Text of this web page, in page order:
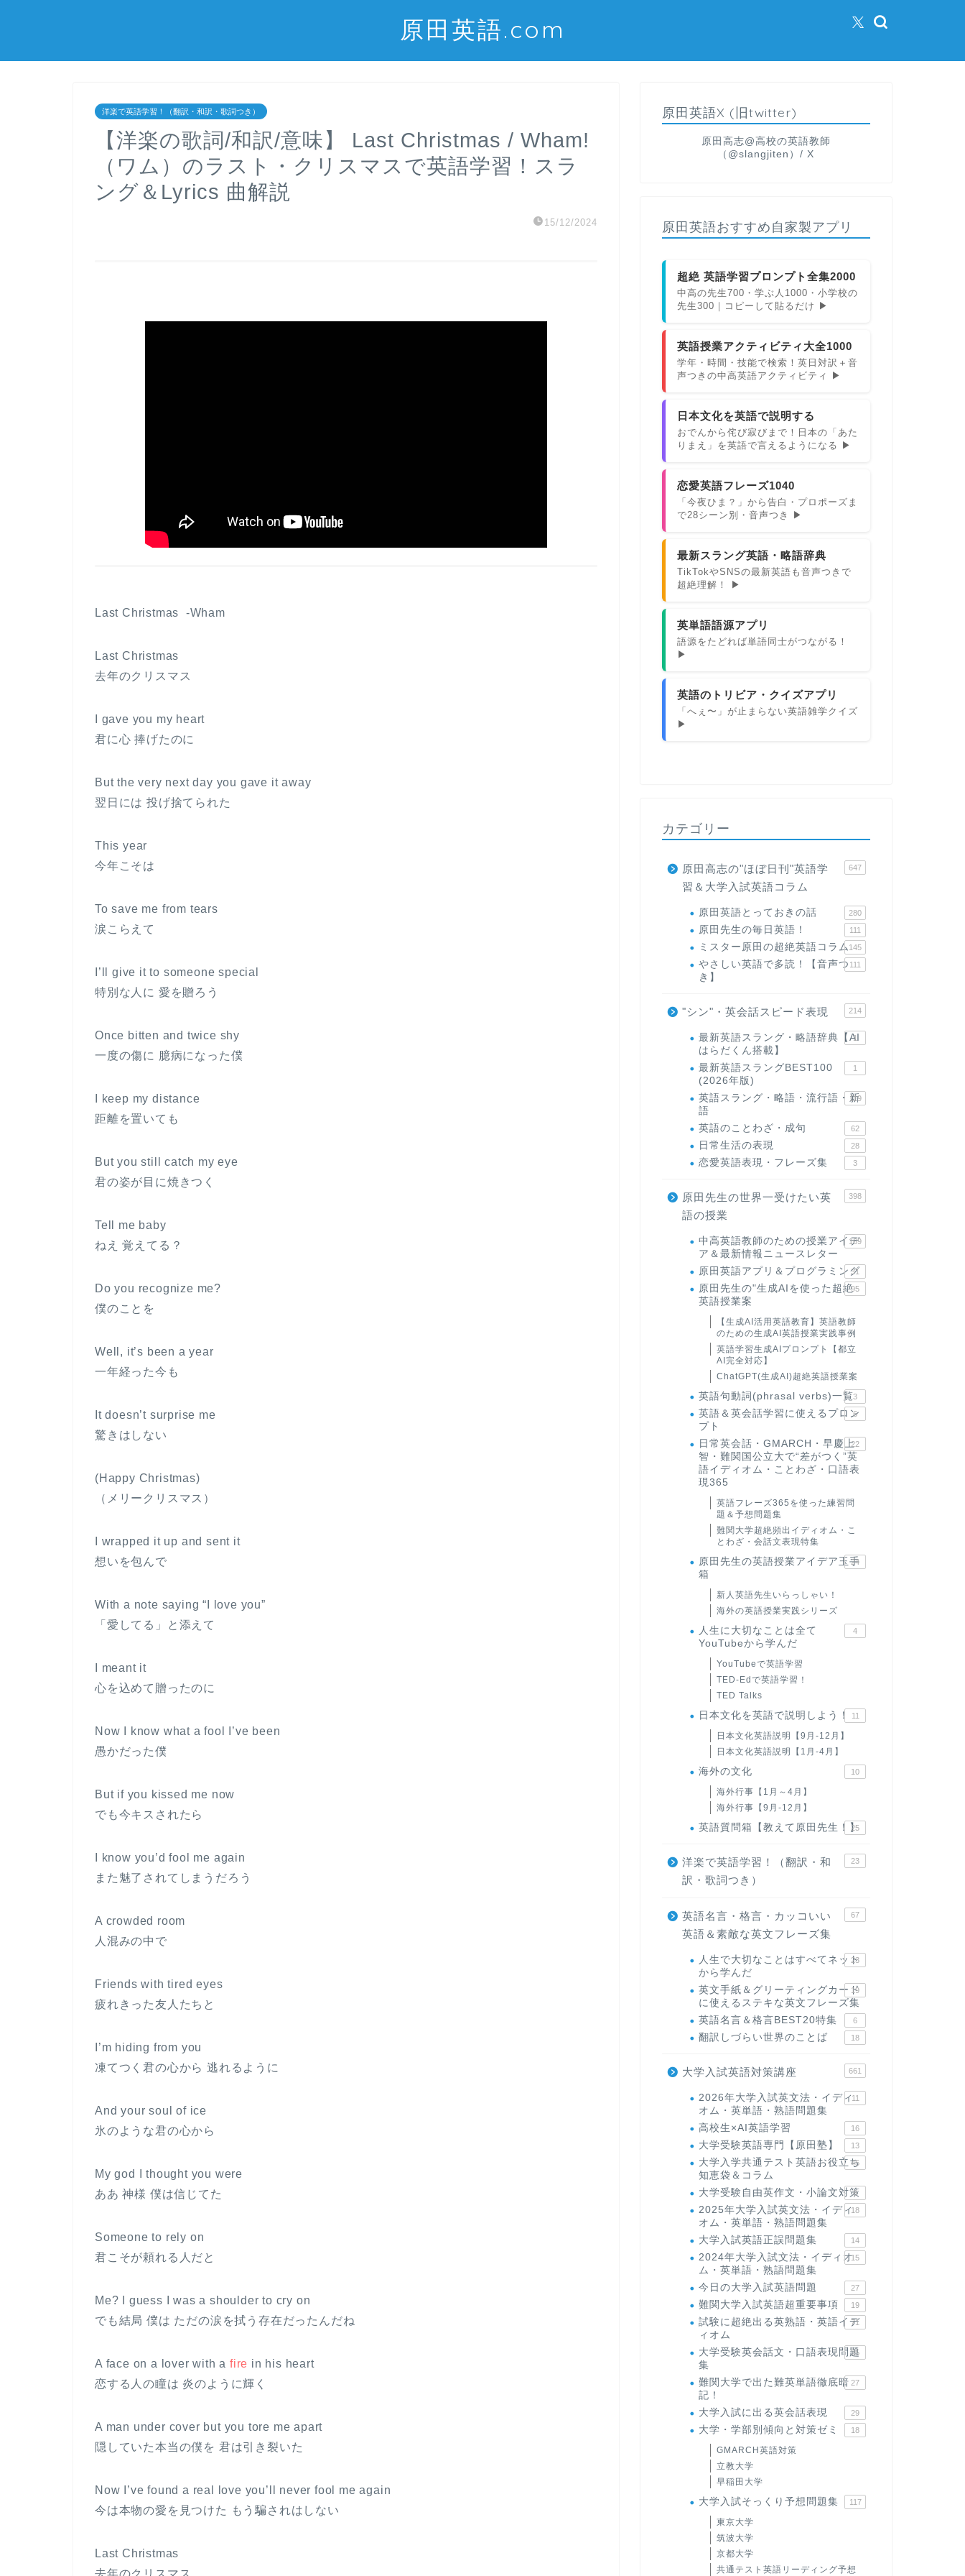
原田英語.com
洋楽で英語学習！（翻訳・和訳・歌詞つき）
【洋楽の歌詞/和訳/意味】 Last Christmas / Wham!
（ワム）のラスト・クリスマスで英語学習！スラ
ング＆Lyrics 曲解説
15/12/2024
Last Christmas -Wham
Last Christmas
去年のクリスマス
I gave you my heart
君に心 捧げたのに
But the very next day you gave it away
翌日には 投げ捨てられた
This year
今年こそは
To save me from tears
涙こらえて
I’ll give it to someone special
特別な人に 愛を贈ろう
Once bitten and twice shy
一度の傷に 臆病になった僕
I keep my distance
距離を置いても
But you still catch my eye
君の姿が目に焼きつく
Tell me baby
ねえ 覚えてる？
Do you recognize me?
僕のことを
Well, it’s been a year
一年経った今も
It doesn’t surprise me
驚きはしない
(Happy Christmas)
（メリークリスマス）
I wrapped it up and sent it
想いを包んで
With a note saying “I love you”
「愛してる」と添えて
I meant it
心を込めて贈ったのに
Now I know what a fool I’ve been
愚かだった僕
But if you kissed me now
でも今キスされたら
I know you’d fool me again
また魅了されてしまうだろう
A crowded room
人混みの中で
Friends with tired eyes
疲れきった友人たちと
I’m hiding from you
凍てつく君の心から 逃れるように
And your soul of ice
氷のような君の心から
My god I thought you were
ああ 神様 僕は信じてた
Someone to rely on
君こそが頼れる人だと
Me? I guess I was a shoulder to cry on
でも結局 僕は ただの涙を拭う存在だったんだね
A face on a lover with afire in his heart
恋する人の瞳は 炎のように輝く
A man under cover but you tore me apart
隠していた本当の僕を 君は引き裂いた
Now I’ve found a real love you’ll never fool me again
今は本物の愛を見つけた もう騙されはしない
Last Christmas
去年のクリスマス
原田英語X (旧twitter)
原田高志@高校の英語教師
（@slangjiten）/ X
原田英語おすすめ自家製アプリ
超絶 英語学習プロンプト全集2000
中高の先生700・学ぶ人1000・小学校の
先生300｜コピーして貼るだけ ▶
英語授業アクティビティ大全1000
学年・時間・技能で検索！英日対訳＋音
声つきの中高英語アクティビティ ▶
日本文化を英語で説明する
おでんから侘び寂びまで！日本の「あた
りまえ」を英語で言えるようになる ▶
恋愛英語フレーズ1040
「今夜ひま？」から告白・プロポーズま
で28シーン別・音声つき ▶
最新スラング英語・略語辞典
TikTokやSNSの最新英語も音声つきで
超絶理解！ ▶
英単語語源アプリ
語源をたどれば単語同士がつながる！
▶
英語のトリビア・クイズアプリ
「へぇ〜」が止まらない英語雑学クイズ
▶
カテゴリー
原田高志の"ほぼ日刊"英語学
習＆大学入試英語コラム
647
原田英語とっておきの話 280
原田先生の毎日英語！ 111
ミスター原田の超絶英語コラム145
やさしい英語で多読！【音声つ
き】
111
"シン"・英会話スピード表現 214
最新英語スラング・略語辞典【AI
はらだくん搭載】
1
最新英語スラングBEST100
(2026年版)
1
英語スラング・略語・流行語・新
語
119
英語のことわざ・成句 62
日常生活の表現 28
恋愛英語表現・フレーズ集 3
原田先生の世界一受けたい英
語の授業
398
中高英語教師のための授業アイデ
ア＆最新情報ニュースレター
169
原田英語アプリ＆プログラミング
31
原田先生の"生成AIを使った超絶
英語授業案
95
【生成AI活用英語教育】英語教師
のための生成AI英語授業実践事例
英語学習生成AIプロンプト【都立
AI完全対応】
ChatGPT(生成AI)超絶英語授業案
英語句動詞(phrasal verbs)一覧3
英語＆英会話学習に使えるプロン
プト
6
日常英会話・GMARCH・早慶上
智・難関国公立大で“差がつく”英
語イディオム・ことわざ・口語表
現365
22
英語フレーズ365を使った練習問
題＆予想問題集
難関大学超絶頻出イディオム・こ
とわざ・会話文表現特集
原田先生の英語授業アイデア玉手
箱
24
新人英語先生いらっしゃい！
海外の英語授業実践シリーズ
人生に大切なことは全て
YouTubeから学んだ
4
YouTubeで英語学習
TED-Edで英語学習！
TED Talks
日本文化を英語で説明しよう！ 11
日本文化英語説明【9月-12月】
日本文化英語説明【1月-4月】
海外の文化 10
海外行事【1月～4月】
海外行事【9月-12月】
英語質問箱【教えて原田先生！】
25
洋楽で英語学習！（翻訳・和
訳・歌詞つき）
23
英語名言・格言・カッコいい
英語＆素敵な英文フレーズ集
67
人生で大切なことはすべてネット
から学んだ
23
英文手紙＆グリーティングカード
に使えるステキな英文フレーズ集
19
英語名言＆格言BEST20特集 6
翻訳しづらい世界のことば 18
大学入試英語対策講座 661
2026年大学入試英文法・イディ
オム・英単語・熟語問題集
11
高校生×AI英語学習 16
大学受験英語専門【原田塾】 13
大学入学共通テスト英語お役立ち
知恵袋＆コラム
45
大学受験自由英作文・小論文対策
8
2025年大学入試英文法・イディ
オム・英単語・熟語問題集
18
大学入試英語正誤問題集 14
2024年大学入試文法・イディオ
ム・英単語・熟語問題集
15
今日の大学入試英語問題 27
難関大学入試英語超重要事項 19
試験に超絶出る英熟語・英語イデ
ィオム
71
大学受験英会話文・口語表現問題
集
35
難関大学で出た難英単語徹底暗
記！
27
大学入試に出る英会話表現 29
大学・学部別傾向と対策ゼミ 18
GMARCH英語対策
立教大学
早稲田大学
大学入試そっくり予想問題集 117
東京大学
筑波大学
京都大学
共通テスト英語リーディング予想